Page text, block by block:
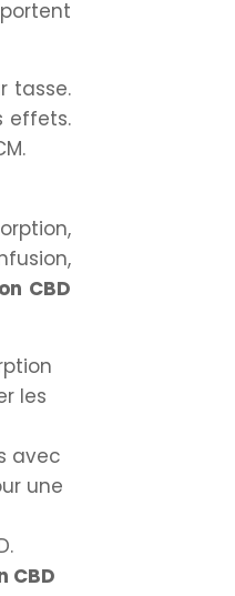
tasse.
effets.
CBD
les
avec
une
CBD